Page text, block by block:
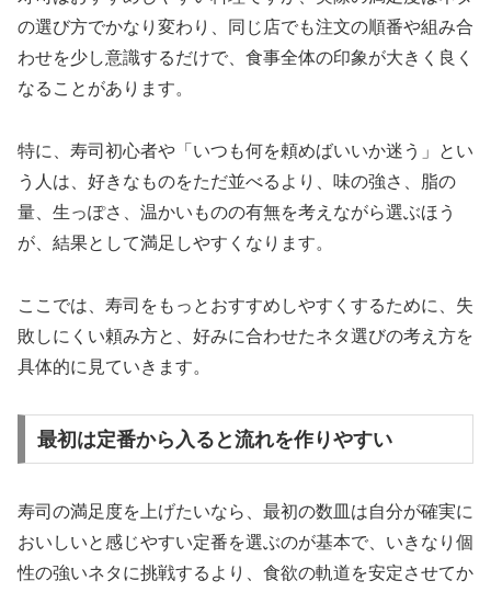
の選び方でかなり変わり、同じ店でも注文の順番や組み合
わせを少し意識するだけで、食事全体の印象が大きく良く
なることがあります。
特に、寿司初心者や「いつも何を頼めばいいか迷う」とい
う人は、好きなものをただ並べるより、味の強さ、脂の
量、生っぽさ、温かいものの有無を考えながら選ぶほう
が、結果として満足しやすくなります。
ここでは、寿司をもっとおすすめしやすくするために、失
敗しにくい頼み方と、好みに合わせたネタ選びの考え方を
具体的に見ていきます。
最初は定番から入ると流れを作りやすい
寿司の満足度を上げたいなら、最初の数皿は自分が確実に
おいしいと感じやすい定番を選ぶのが基本で、いきなり個
性の強いネタに挑戦するより、食欲の軌道を安定させてか